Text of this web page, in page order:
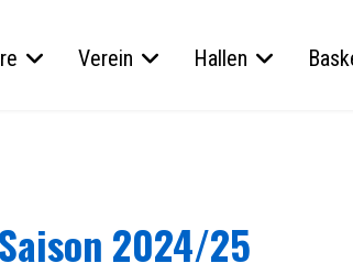
Verein Hallen
2024/25